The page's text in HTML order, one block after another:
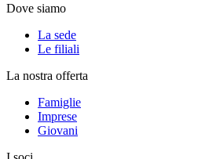
Dove siamo
La sede
Le filiali
La nostra offerta
Famiglie
Imprese
Giovani